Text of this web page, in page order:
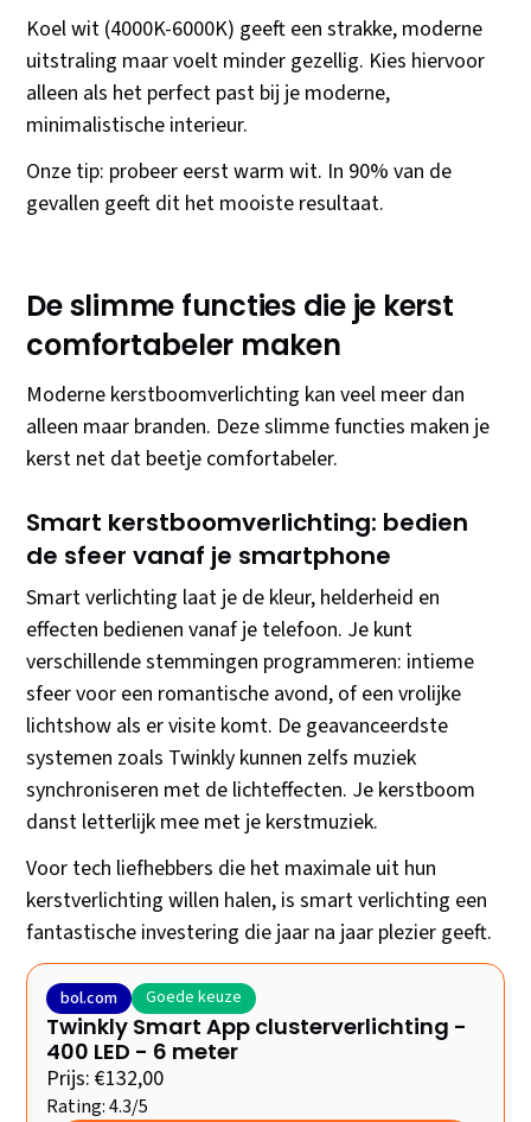
Koel wit (4000K-6000K) geeft een strakke, moderne
uitstraling maar voelt minder gezellig. Kies hiervoor
alleen als het perfect past bij je moderne,
minimalistische interieur.
Onze tip: probeer eerst warm wit. In 90% van de
gevallen geeft dit het mooiste resultaat.
De slimme functies die je kerst
comfortabeler maken
Moderne kerstboomverlichting kan veel meer dan
alleen maar branden. Deze slimme functies maken je
kerst net dat beetje comfortabeler.
Smart kerstboomverlichting: bedien
de sfeer vanaf je smartphone
Smart verlichting laat je de kleur, helderheid en
effecten bedienen vanaf je telefoon. Je kunt
verschillende stemmingen programmeren: intieme
sfeer voor een romantische avond, of een vrolijke
lichtshow als er visite komt. De geavanceerdste
systemen zoals Twinkly kunnen zelfs muziek
synchroniseren met de lichteffecten. Je kerstboom
danst letterlijk mee met je kerstmuziek.
Voor tech liefhebbers die het maximale uit hun
kerstverlichting willen halen, is smart verlichting een
fantastische investering die jaar na jaar plezier geeft.
bol.com Goede keuze
Twinkly Smart App clusterverlichting -
400 LED - 6 meter
Prijs: €132,00
Rating: 4.3/5